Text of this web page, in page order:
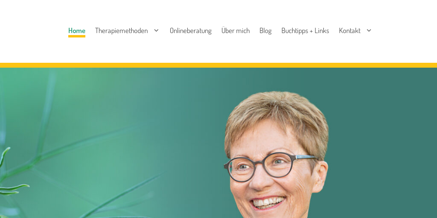
Home Therapiemethoden Onlineberatung Über mich Blog Buchtipps + Links Kontakt